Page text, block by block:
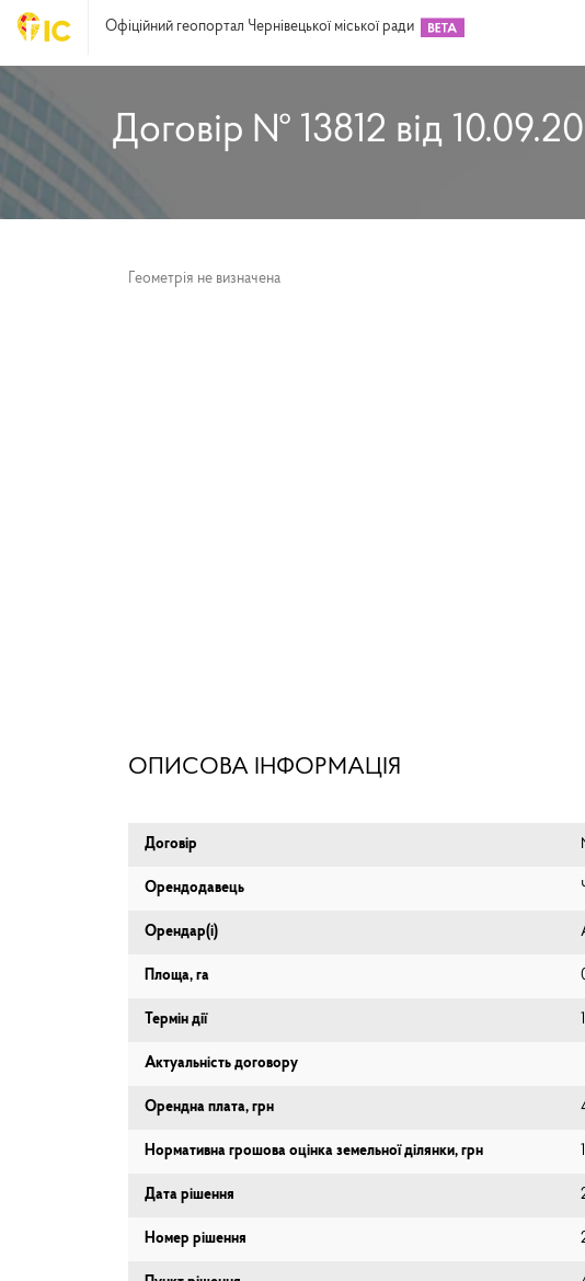
Офіційний геопортал Чернівецької міської ради
Договір № 13812 від
Геометрія не визначена
ОПИСОВА ІНФОРМАЦІЯ
Договір
Орендодавець
Орендар(і)
Площа, га
Термін дії
Актуальність договору
Орендна плата, грн
Нормативна грошова оцінка земельної ділянки, грн
Дата рішення
Номер рішення